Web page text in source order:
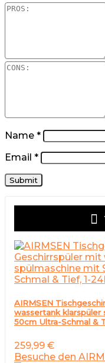
Name *
Email *
AIRMSEN
wassertank klarspüler
50cm Ultra-Schmal &
259,99 €
Besuche den